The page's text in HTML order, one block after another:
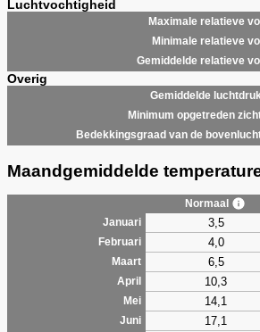
Luchtvochtigheid
Maximale relatieve
Minimale relatieve
Gemiddelde relatieve
Overig
Gemiddelde luchtdruk
Minimum opgetreden
Bedekkingsgraad van de
Maandgemiddelde
Normaal
Januari
3,5
Februari 4,0
Maart 6,5
April 10,3
Mei 14,1
Juni
17,1